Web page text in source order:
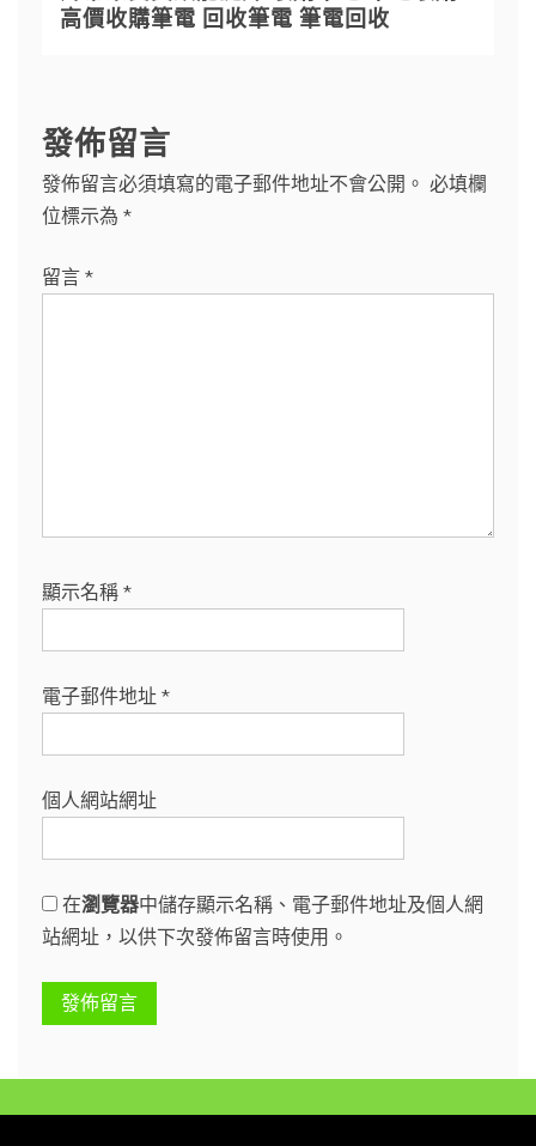
高價收購筆電 回收筆電 筆電回收
發佈留言
發佈留言必須填寫的電子郵件地址不會公開。 必填欄
位標示為 *
留言 *
顯示名稱 *
電子郵件地址 *
個人網站網址
在瀏覽器中儲存顯示名稱、電子郵件地址及個人網
站網址，以供下次發佈留言時使用。